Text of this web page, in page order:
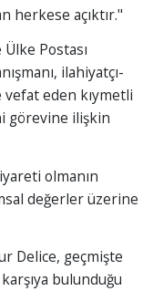
herkese açıktır."
Postası
ilahiyatçı-
vefat eden kıymetli
görevine ilişkin
olmanın
değerler üzerine
Delice, geçmişte
bulunduğu